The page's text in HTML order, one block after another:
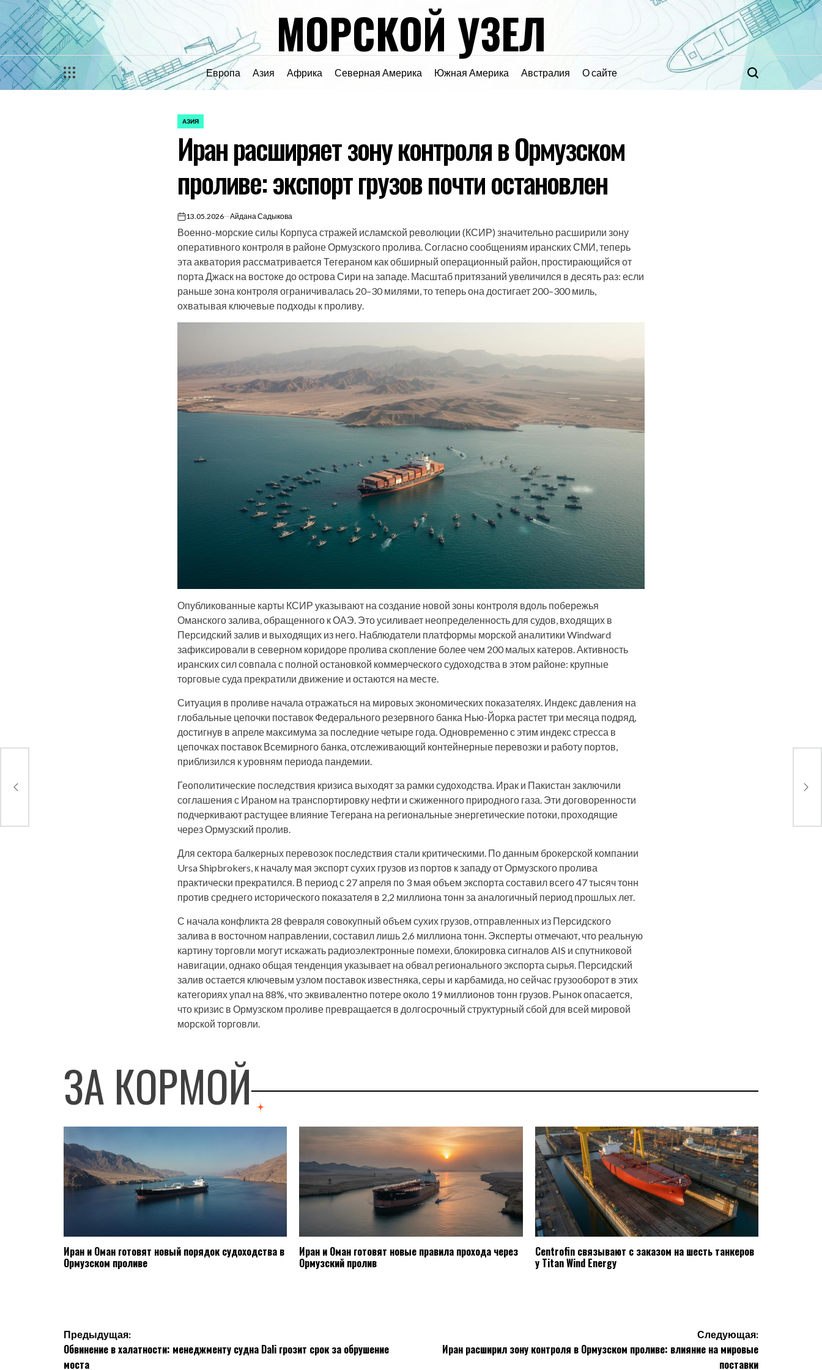
Перейти
содержимому
МОРСКОЙ УЗЕЛ
Европа Азия Африка Северная Америка Южная Америка Австралия О сайте Поиск
ОПУБЛИКОВАНО
В
АЗИЯ
Иран расширяет зону контроля в Ормузском
проливе: экспорт грузов почти остановлен
on13.05.2026 Айдана Садыкова
Военно-морские силы Корпуса стражей исламской революции (КСИР) значительно расширили зону
оперативного контроля в районе Ормузского пролива. Согласно сообщениям иранских СМИ, теперь
эта акватория рассматривается Тегераном как обширный операционный район, простирающийся от
порта Джаск на востоке до острова Сири на западе. Масштаб притязаний увеличился в десять раз: если
раньше зона контроля ограничивалась 20–30 милями, то теперь она достигает 200–300 миль,
охватывая ключевые подходы к проливу.
Опубликованные карты КСИР указывают на создание новой зоны контроля вдоль побережья
Оманского залива, обращенного к ОАЭ. Это усиливает неопределенность для судов, входящих в
Персидский залив и выходящих из него. Наблюдатели платформы морской аналитики Windward
зафиксировали в северном коридоре пролива скопление более чем 200 малых катеров. Активность
иранских сил совпала с полной остановкой коммерческого судоходства в этом районе: крупные
торговые суда прекратили движение и остаются на месте.
Ситуация в проливе начала отражаться на мировых экономических показателях. Индекс давления на
глобальные цепочки поставок Федерального резервного банка Нью-Йорка растет три месяца подряд,
достигнув в апреле максимума за последние четыре года. Одновременно с этим индекс стресса в
цепочках поставок Всемирного банка, отслеживающий контейнерные перевозки и работу портов,
приблизился к уровням периода пандемии.
Геополитические последствия кризиса выходят за рамки судоходства. Ирак и Пакистан заключили
соглашения с Ираном на транспортировку нефти и сжиженного природного газа. Эти договоренности
подчеркивают растущее влияние Тегерана на региональные энергетические потоки, проходящие
через Ормузский пролив.
Для сектора балкерных перевозок последствия стали критическими. По данным брокерской компании
Ursa Shipbrokers, к началу мая экспорт сухих грузов из портов к западу от Ормузского пролива
практически прекратился. В период с 27 апреля по 3 мая объем экспорта составил всего 47 тысяч тонн
против среднего исторического показателя в 2,2 миллиона тонн за аналогичный период прошлых лет.
С начала конфликта 28 февраля совокупный объем сухих грузов, отправленных из Персидского
залива в восточном направлении, составил лишь 2,6 миллиона тонн. Эксперты отмечают, что реальную
картину торговли могут искажать радиоэлектронные помехи, блокировка сигналов AIS и спутниковой
навигации, однако общая тенденция указывает на обвал регионального экспорта сырья. Персидский
залив остается ключевым узлом поставок известняка, серы и карбамида, но сейчас грузооборот в этих
категориях упал на 88%, что эквивалентно потере около 19 миллионов тонн грузов. Рынок опасается,
что кризис в Ормузском проливе превращается в долгосрочный структурный сбой для всей мировой
морской торговли.
ЗА КОРМОЙ
Иран и Оман готовят новый порядок судоходства в
Ормузском проливе
Иран и Оман готовят новые правила прохода через
Ормузский пролив
Centrofin связывают с заказом на шесть танкеров
у Titan Wind Energy
Навигация
Предыдущая:
Обвинение в халатности: менеджменту судна Dali грозит срок за обрушение
моста
Следующая:
Иран расширил зону контроля в Ормузском проливе: влияние на мировые
поставки